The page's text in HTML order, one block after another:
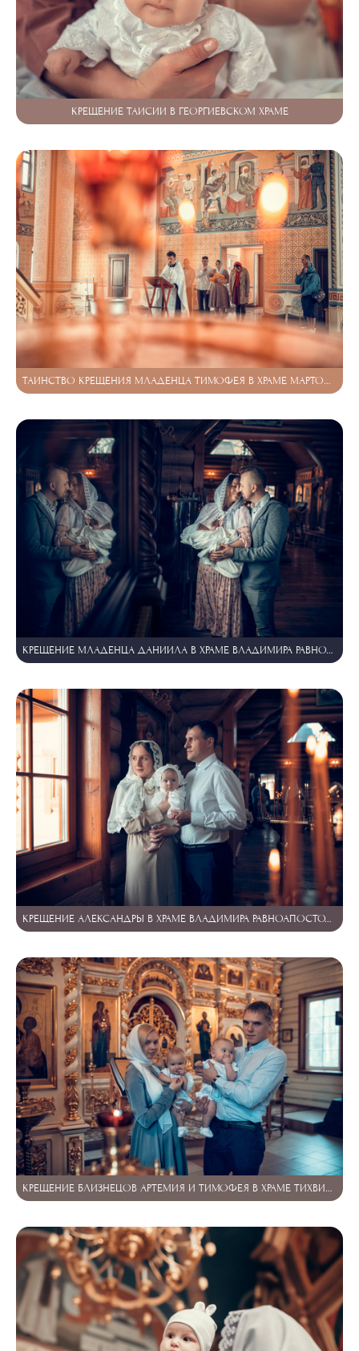
КРЕЩЕНИЕ ТАИСИИ В ГЕОРГИЕВСКОМ ХРАМЕ
ТАИНСТВО КРЕЩЕНИЯ МЛАДЕНЦА ТИМОФЕЯ В ХРАМЕ МАРТОНЫ МОСКОВСКОЙ В ЖК ЦВЕТЫ
КРЕЩЕНИЕ МЛАДЕНЦА ДАНИИЛА В ХРАМЕ ВЛАДИМИРА РАВНОАПОСТОЛЬНОГО В САРТАКОВО
КРЕЩЕНИЕ АЛЕКСАНДРЫ В ХРАМЕ ВЛАДИМИРА РАВНОАПОСТОЛЬНОГО В САРТАКОВО
КРЕЩЕНИЕ БЛИЗНЕЦОВ АРТЕМИЯ И ТИМОФЕЯ В ХРАМЕ ТИХВИНСКОЙ ИКОНЫ БОЖИЕЙ МАТЕРИ